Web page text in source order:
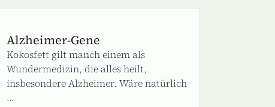
Alzheimer-Gene
Kokosfett gilt manch einem als
Wundermedizin, die alles heilt,
insbesondere Alzheimer. Wäre natürlich
...